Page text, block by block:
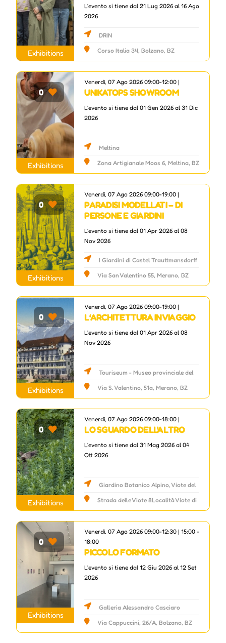
Exhibitions
L'evento si tiene dal 21 Lug 2026 al 16 Ago
2026
DRIN
Corso Italia 34, Bolzano, BZ
0
Exhibitions
Venerdì, 07 Ago 2026 09:00-12:00 |
UNIKATOPS SHOWROOM
L'evento si tiene dal 01 Gen 2026 al 31 Dic
2026
Meltina
Zona Artigianale Moos 6, Meltina, BZ
0
Exhibitions
Venerdì, 07 Ago 2026 09:00-19:00 |
PARADISI MODELLATI – DI
PERSONE E GIARDINI
L'evento si tiene dal 01 Apr 2026 al 08
Nov 2026
I Giardini di Castel Trauttmansdorff
Via San Valentino 55, Merano, BZ
0
Exhibitions
Venerdì, 07 Ago 2026 09:00-19:00 |
L‘ARCHITETTURA IN VIAGGIO
L'evento si tiene dal 01 Apr 2026 al 08
Nov 2026
Touriseum - Museo provinciale del
Turismo
Via S. Valentino, 51a, Merano, BZ
0
Exhibitions
Venerdì, 07 Ago 2026 09:00-18:00 |
LO SGUARDO DELL'ALTRO
L'evento si tiene dal 31 Mag 2026 al 04
Ott 2026
Giardino Botanico Alpino, Viote del
Monte Bondone
Strada delle Viote 8Località Viote di
Monte Bondone - 38123 Trento (), Trento,
TN
0
Exhibitions
Venerdì, 07 Ago 2026 09:00-12:30 | 15:00 -
18:00
PICCOLO FORMATO
L'evento si tiene dal 12 Giu 2026 al 12 Set
2026
Galleria Alessandro Casciaro
Via Cappuccini, 26/A, Bolzano, BZ